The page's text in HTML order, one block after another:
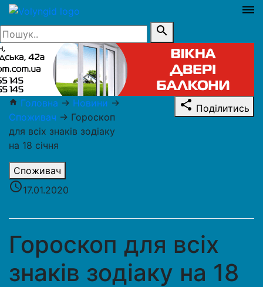
dehaze
search
home Головна → Новини →
Споживач → Гороскоп
для всіх знаків зодіаку
на 18 січня
Споживач
access_time17.01.2020
share Поділитись
Гороскоп для всіх
знаків зодіаку на 18